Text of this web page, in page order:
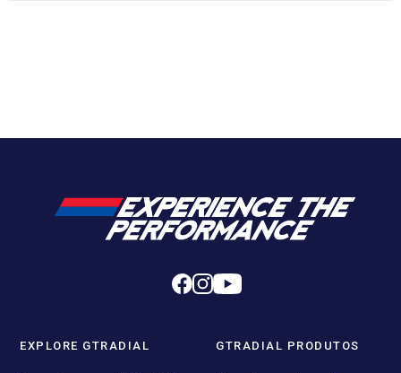
EXPLORE GTRADIAL GTRADIAL PRODUTOS